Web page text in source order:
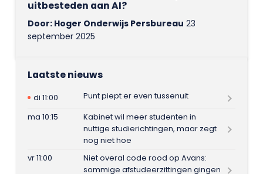
uitbesteden aan AI?
Door: Hoger Onderwijs Persbureau 23
september 2025
Laatste nieuws
di 11:00
Punt piept er even tussenuit
ma 10:15
Kabinet wil meer studenten in
nuttige studierichtingen, maar zegt
nog niet hoe
vr 11:00
Niet overal code rood op Avans:
sommige afstudeerzittingen gingen